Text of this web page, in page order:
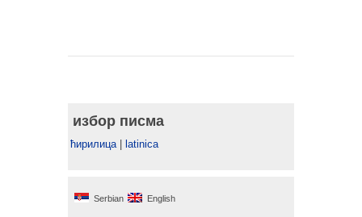
избор писма
ћирилица| latinica
Serbian English